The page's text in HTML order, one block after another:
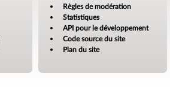
Règles de modération
Statistiques
API pour le développement
Code source du site
Plan du site